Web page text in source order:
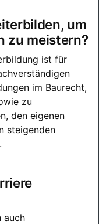
um
zu meistern?
ist für
im Baurecht,
zu
den eigenen
steigenden
auch